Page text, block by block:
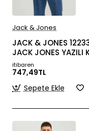
Jack & Jones
JACK & JONES
itibaren
747,49TL
Sepete Ekle